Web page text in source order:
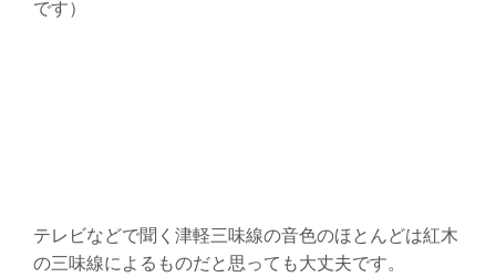
です）
テレビなどで聞く津軽三味線の音色のほとんどは紅木
の三味線によるものだと思っても大丈夫です。